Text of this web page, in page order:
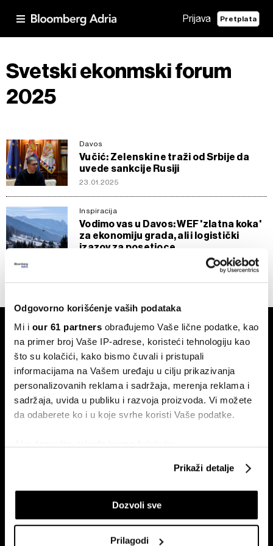
Odgovorno korišćenje vaših podataka
Mi i our 61 partners obrađujemo Vaše lične podatke, kao
na primer broj Vaše IP-adrese, koristeći tehnologiju kao
što su kolačići, kako bismo čuvali i pristupali
informacijama na Vašem uređaju u cilju prikazivanja
personalizovanih reklama i sadržaja, merenja reklama i
sadržaja, uvida u publiku i razvoja proizvoda. Vi možete
da odaberete ko i u koje svrhe koristi Vaše podatke.
Identifikujte svoj uređaj tako što ćete ga aktivno
skenirati na određene karakteristike (posebno
označavanje)
Saznajte više o načinu na koji se obrađuju vaši lični
Prikaži detalje
Dozvoli sve
Prilagodi
Prijava Pretplata
Svetski ekonmski forum
2025
Davos
Vučić: Zelenski ne traži od Srbije da
uvede sankcije Rusiji
23.01.2025
Inspiracija
Vodimo vas u Davos: WEF 'zlatna koka'
za ekonomiju grada, ali i logistički
izazov za posetioce
Pretplati se na
Politika
Prestiž
Bloomberg Adria događaji